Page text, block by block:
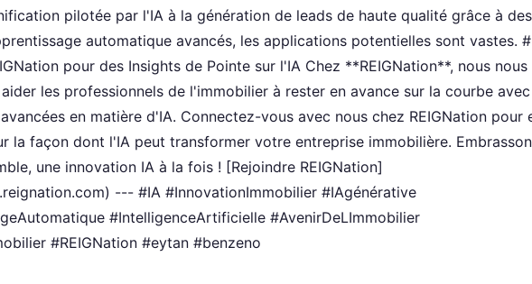
pilotée par l'IA à la génération de leads de haute qualité grâce à des
automatique avancés, les applications potentielles sont vastes. #
pour des Insights de Pointe sur l'IA Chez **REIGNation**, nous nous
les professionnels de l'immobilier à rester en avance sur la courbe avec
en matière d'IA. Connectez-vous avec nous chez REIGNation pour
la façon dont l'IA peut transformer votre entreprise immobilière.
une innovation IA à la fois ! [Rejoindre REIGNation]
--- #IA #InnovationImmobilier #IAgénérative
#IntelligenceArtificielle #AvenirDeLImmobilier
#REIGNation #eytan #benzeno